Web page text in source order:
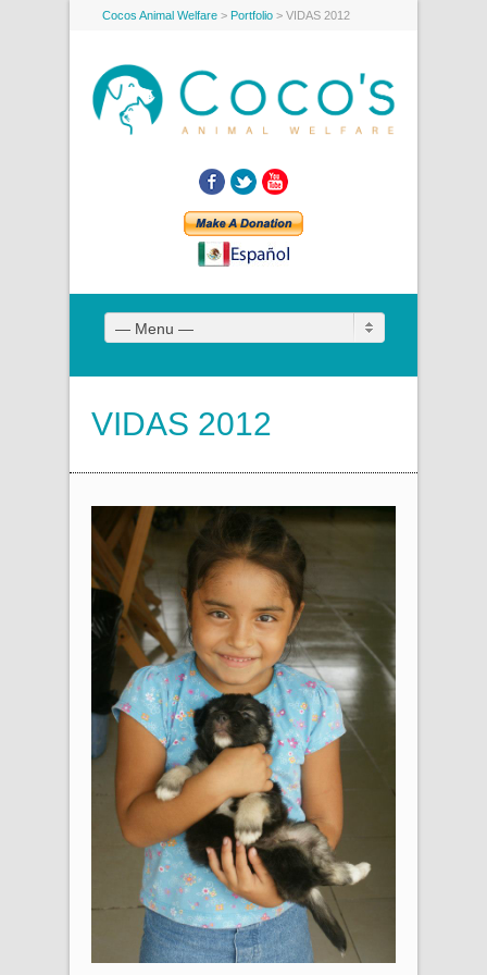
Cocos Animal Welfare > Portfolio > VIDAS 2012
Facebook
Twitter
— Menu —
VIDAS 2012